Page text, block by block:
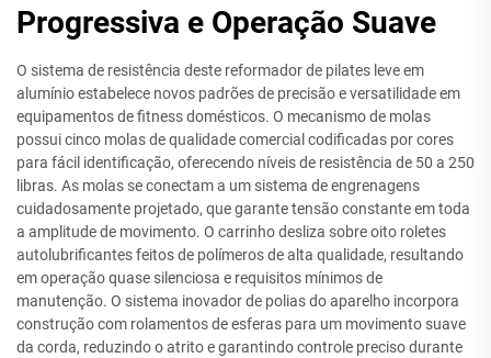
Progressiva e Operação Suave
O sistema de resistência deste reformador de pilates leve em
alumínio estabelece novos padrões de precisão e versatilidade em
equipamentos de fitness domésticos. O mecanismo de molas
possui cinco molas de qualidade comercial codificadas por cores
para fácil identificação, oferecendo níveis de resistência de 50 a 250
libras. As molas se conectam a um sistema de engrenagens
cuidadosamente projetado, que garante tensão constante em toda
a amplitude de movimento. O carrinho desliza sobre oito roletes
autolubrificantes feitos de polímeros de alta qualidade, resultando
em operação quase silenciosa e requisitos mínimos de
manutenção. O sistema inovador de polias do aparelho incorpora
construção com rolamentos de esferas para um movimento suave
da corda, reduzindo o atrito e garantindo controle preciso durante